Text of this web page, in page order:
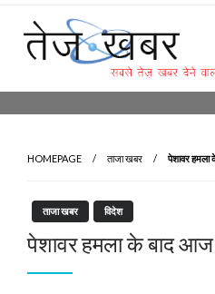
Skip
content
HOMEPAGE ताजा खबर पेशावर
ताजा खबर विदेश
पेशावर हमला के बाद